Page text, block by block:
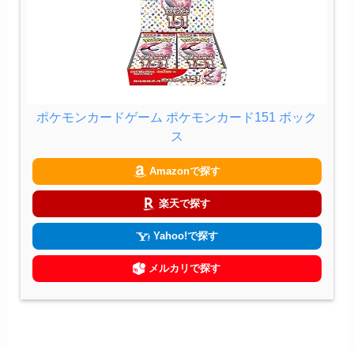
ポケモンカードゲーム ポケモンカード151 ボック
ス
Amazonで探す
楽天で探す
Yahoo!で探す
メルカリで探す